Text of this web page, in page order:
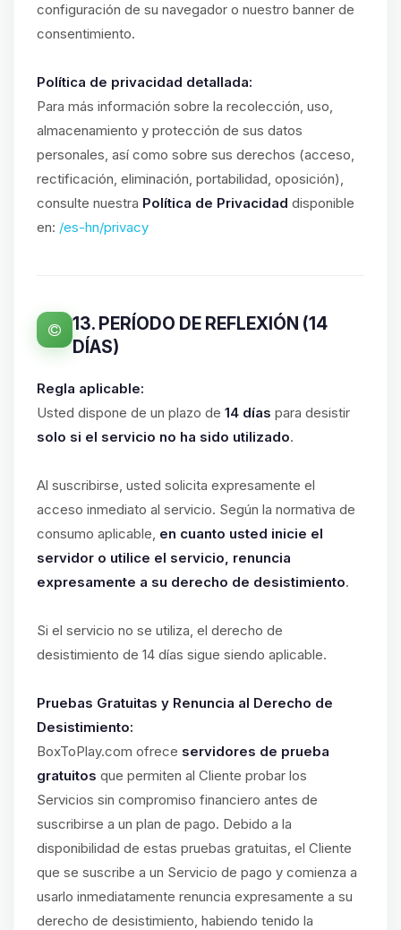
configuración de su navegador o nuestro banner de
consentimiento.
Política de privacidad detallada:
Para más información sobre la recolección, uso,
almacenamiento y protección de sus datos
personales, así como sobre sus derechos (acceso,
rectificación, eliminación, portabilidad, oposición),
consulte nuestra Política de Privacidad disponible
en: /es-hn/privacy
13. PERÍODO DE REFLEXIÓN (14
DÍAS)
Regla aplicable:
Usted dispone de un plazo de 14 días para desistir
solo si el servicio no ha sido utilizado.
Al suscribirse, usted solicita expresamente el
acceso inmediato al servicio. Según la normativa de
consumo aplicable, en cuanto usted inicie el
servidor o utilice el servicio, renuncia
expresamente a su derecho de desistimiento.
Si el servicio no se utiliza, el derecho de
desistimiento de 14 días sigue siendo aplicable.
Pruebas Gratuitas y Renuncia al Derecho de
Desistimiento:
BoxToPlay.com ofrece servidores de prueba
gratuitos que permiten al Cliente probar los
Servicios sin compromiso financiero antes de
suscribirse a un plan de pago. Debido a la
disponibilidad de estas pruebas gratuitas, el Cliente
que se suscribe a un Servicio de pago y comienza a
usarlo inmediatamente renuncia expresamente a su
derecho de desistimiento, habiendo tenido la